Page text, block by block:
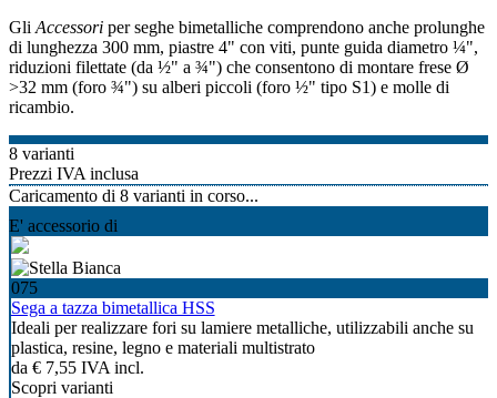
Gli Accessori per seghe bimetalliche comprendono anche prolunghe
di lunghezza 300 mm, piastre 4" con viti, punte guida diametro ¼",
riduzioni filettate (da ½" a ¾") che consentono di montare frese Ø
>32 mm (foro ¾") su alberi piccoli (foro ½" tipo S1) e molle di
ricambio.
8 varianti
Prezzi IVA inclusa
Caricamento di 8 varianti in corso...
E' accessorio di
075
Sega a tazza bimetallica HSS
Ideali per realizzare fori su lamiere metalliche, utilizzabili anche su
plastica, resine, legno e materiali multistrato
da € 7,55 IVA incl.
Scopri varianti